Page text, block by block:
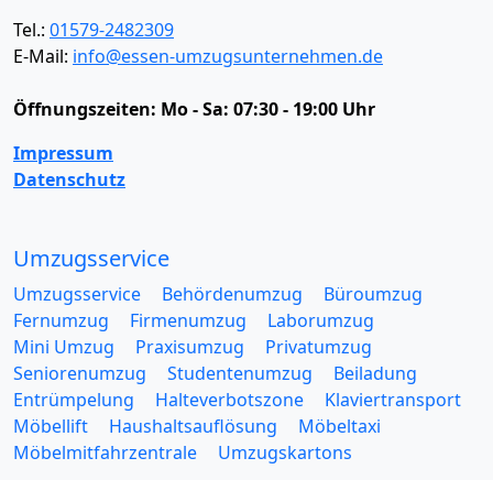
Tel.: 01579-2482309
E-Mail: info@essen-umzugsunternehmen.de
Öffnungszeiten: Mo - Sa: 07:30 - 19:00 Uhr
Impressum
Datenschutz
Umzugsservice
Umzugsservice Behördenumzug
Büroumzug
Fernumzug
Firmenumzug
Laborumzug
Mini Umzug
Praxisumzug
Privatumzug
Seniorenumzug
Studentenumzug
Beiladung
Entrümpelung
Halteverbotszone
Klaviertransport
Möbellift
Haushaltsauflösung
Möbeltaxi
Möbelmitfahrzentrale
Umzugskartons